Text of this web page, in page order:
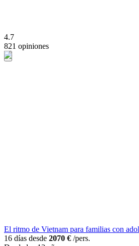
4.7
821 opiniones
El ritmo de Vietnam para familias con
16 días desde 2070 € /pers.